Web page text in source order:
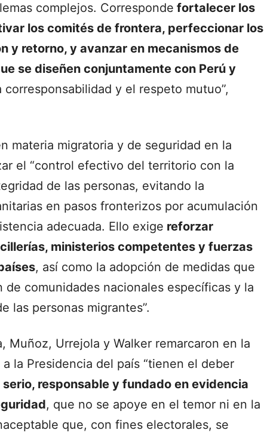
complejos. Corresponde fortalecer los
los comités de frontera, perfeccionar los
y retorno, y avanzar en mecanismos de
se diseñen conjuntamente con Perú y
corresponsabilidad y el respeto mutuo”,
materia migratoria y de seguridad en la
el “control efectivo del territorio con la
de las personas, evitando la
en pasos fronterizos por acumulación
adecuada. Ello exige reforzar
ministerios competentes y fuerzas
, así como la adopción de medidas que
de comunidades nacionales específicas y la
las personas migrantes”.
Muñoz, Urrejola y Walker remarcaron en la
la Presidencia del país “tienen el deber
responsable y fundado en evidencia
, que no se apoye en el temor ni en la
que, con fines electorales, se